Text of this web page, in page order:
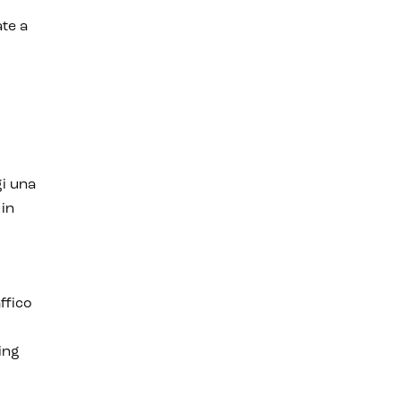
a
una